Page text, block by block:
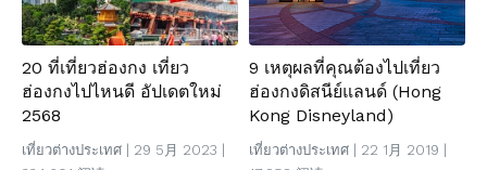
20 ที่เที่ยวฮ่องกง เที่ยว
ฮ่องกงไปไหนดี อัปเดตใหม่
2568
เที่ยวต่างประเทศ | 29 5月 2023 |
9 เหตุผลที่คุณต้องไปเที่ยว
ฮ่องกงดิสนีย์แลนด์ (Hong
Kong Disneyland)
เที่ยวต่างประเทศ | 22 1月 2019 |